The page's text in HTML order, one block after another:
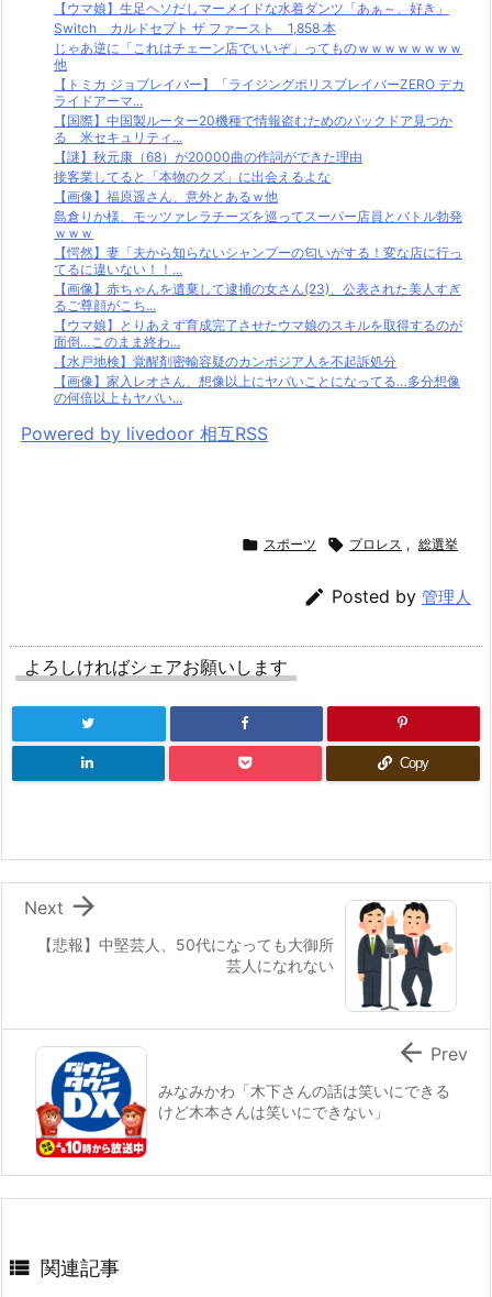
【ウマ娘】生足ヘソだしマーメイドな水着ダンツ「あぁ～、好き」
Switch カルドセプト ザ ファースト 1,858 本
じゃあ逆に「これはチェーン店でいいぞ」ってものｗｗｗｗｗｗｗｗ
他
【トミカ ジョブレイバー】「ライジングポリスブレイバーZERO デカ
ライドアーマ...
【国際】中国製ルーター20機種で情報盗むためのバックドア見つか
る 米セキュリティ...
【謎】秋元康（68）が20000曲の作詞ができた理由
接客業してると「本物のクズ」に出会えるよな
【画像】福原遥さん、意外とあるｗ他
島倉りか様、モッツァレラチーズを巡ってスーパー店員とバトル勃発
ｗｗｗ
【愕然】妻「夫から知らないシャンプーの匂いがする！変な店に行っ
てるに違いない！！...
【画像】赤ちゃんを遺棄して逮捕の女さん(23)、公表された美人すぎ
るご尊顔がこち...
【ウマ娘】とりあえず育成完了させたウマ娘のスキルを取得するのが
面倒…このまま終わ...
【水戸地検】覚醒剤密輸容疑のカンボジア人を不起訴処分
【画像】家入レオさん、想像以上にヤバいことになってる…多分想像
の何倍以上もヤバい...
Powered by livedoor 相互RSS
 スポーツ  プロレス , 総選挙
 Posted by 管理人
よろしければシェアお願いします
Copy
【悲報】中堅芸人、50代になっても大御所
芸人になれない

Next
みなみかわ「木下さんの話は笑いにできる
けど木本さんは笑いにできない」
 Prev
 関連記事